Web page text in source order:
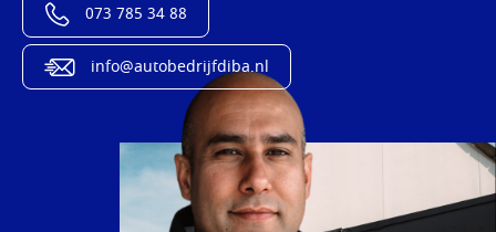
073 785 34 88
info@autobedrijfdiba.nl